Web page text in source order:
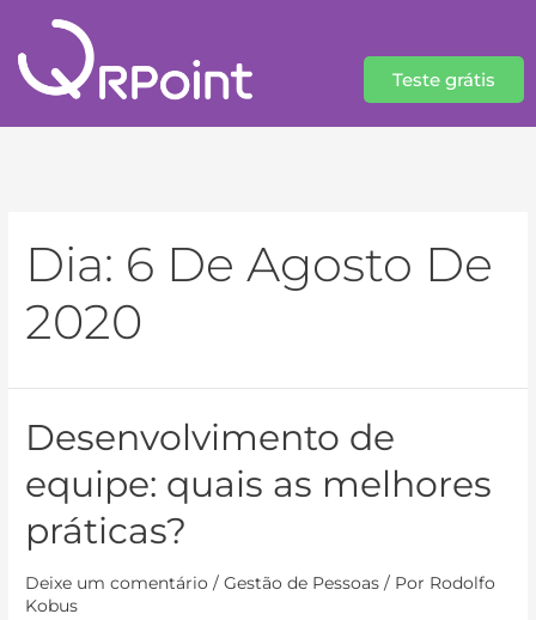
Teste grátis
Dia: 6 De Agosto De
2020
Desenvolvimento de
equipe: quais as melhores
práticas?
Deixe um comentário /Gestão de Pessoas / Por Rodolfo
Kobus